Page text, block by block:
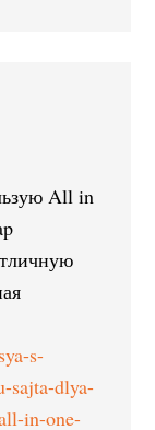
All in
s-
sajta-dlya-
in-one-